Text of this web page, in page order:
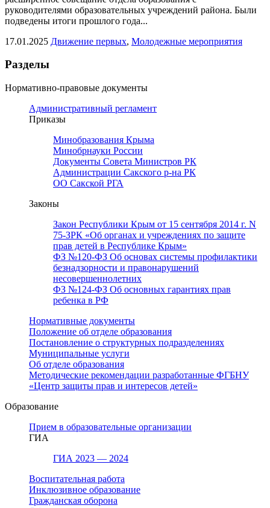
руководителями образовательных учреждений района. Были
подведены итоги прошлого года...
17.01.2025 Движение первых, Молодежные мероприятия
Разделы
Нормативно-правовые документы
Административный регламент
Приказы
Минобразования Крыма
Минобрнауки России
Документы Совета Министров РК
Администрации Сакского р-на РК
ОО Сакской РГА
Законы
Закон Республики Крым от 15 сентября 2014 г. N
75-ЗРК «Об органах и учреждениях по защите
прав детей в Республике Крым»
ФЗ №120-ФЗ Об основах системы профилактики
безнадзорности и правонарушений
несовершеннолетних
ФЗ №124-ФЗ Об основных гарантиях прав
ребенка в РФ
Нормативные документы
Положение об отделе образования
Постановление о структурных подразделениях
Муниципальные услуги
Об отделе образования
Методические рекомендации разработанные ФГБНУ
«Центр защиты прав и интересов детей»
Образование
Прием в образовательные организации
ГИА
ГИА 2023 — 2024
Воспитательная работа
Инклюзивное образование
Гражданская оборона